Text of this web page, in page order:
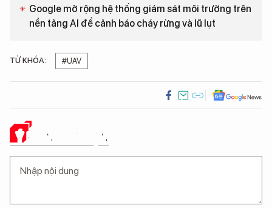
Google mở rộng hệ thống giám sát môi trường trên
nền tảng AI để cảnh báo cháy rừng và lũ lụt
TỪ KHÓA: #UAV
Ý KIẾN CỦA BẠN